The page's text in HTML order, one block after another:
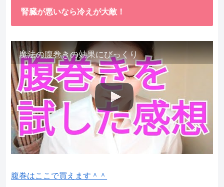
腎臓が悪いなら冷えが大敵！
魔法の腹巻きの効果にびっくり
腹巻はここで買えます＾＾